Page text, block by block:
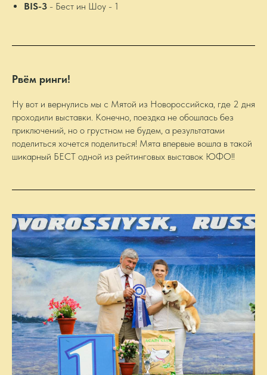
BIS-3 - Бест ин Шоу - 1
Рвём ринги!
Ну вот и вернулись мы с Мятой из Новороссийска, где 2 дня
проходили выставки. Конечно, поездка не обошлась без
приключений, но о грустном не будем, а результатами
поделиться хочется поделиться! Мята впервые вошла в такой
шикарный БЕСТ одной из рейтинговых выставок ЮФО!!